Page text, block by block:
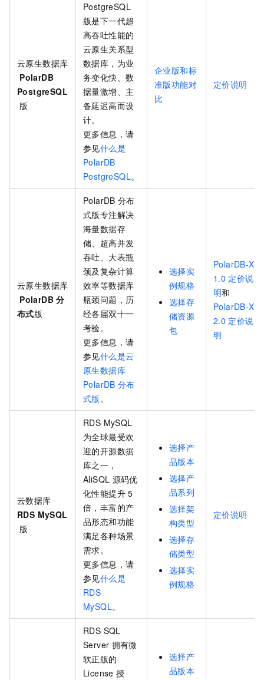
云原生数据库
PolarDB
PostgreSQL
版
PostgreSQL
版是下一代超
高吞吐性能的
云原生关系型
数据库，为业
务变化快、数
据量激增、主
备延迟高而设
计。
更多信息，请
参见什么是
PolarDB
PostgreSQL。
企业版和标
准版功能对
比
定价说明
云原生数据库
PolarDB 分
布式版
PolarDB 分布
式版专注解决
海量数据存
储、超高并发
吞吐、大表瓶
颈及复杂计算
效率等数据库
瓶颈问题，历
经各届双十一
考验。
更多信息，请
参见什么是云
原生数据库
PolarDB 分布
式版。
选择实
例规格
选择存
储资源
包
PolarDB-X
1.0 定价说
明和
PolarDB-X
2.0 定价说
明
云数据库
RDS MySQL
版
RDS MySQL
为全球最受欢
迎的开源数据
库之一，
AliSQL 源码优
化性能提升 5
倍，丰富的产
品形态和功能
满足各种场景
需求。
更多信息，请
参见什么是
RDS
MySQL。
选择产
品版本
选择产
品系列
选择架
构类型
选择存
储类型
选择实
例规格
定价说明
RDS SQL
Server 拥有微
软正版的
License 授
选择产
品版本